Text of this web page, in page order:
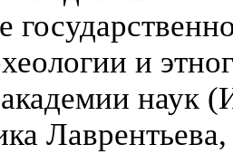
и
академии